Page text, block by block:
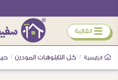
ÿ القائمة
الرئيسية / كل التابلوهات المودرن /